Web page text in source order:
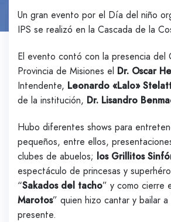
Un gran evento por el Día del niño
IPS se realizó en la Cascada de la
El evento contó con la presencia del
Provincia de Misiones el Dr. Oscar
Intendente, Leonardo «Lalo»
de la institución, Dr. Lisandro
Hubo diferentes shows para
pequeños, entre ellos,
clubes de abuelos; los Grillitos
espectáculo de princesas y
“Sakados del tacho” y como cierre
Marotos” quien hizo cantar y bailar
presente.